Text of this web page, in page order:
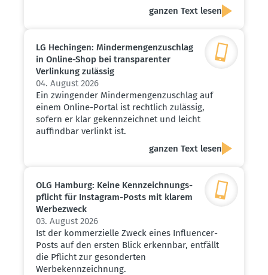
ganzen Text lesen
LG Hechingen: Minder­men­gen­zu­schlag
in Online-Shop bei trans­pa­renter
Verlinkung zulässig
04. August 2026
Ein zwingender Mindermengenzuschlag auf
einem Online-Portal ist rechtlich zulässig,
sofern er klar gekennzeichnet und leicht
auffindbar verlinkt ist.
ganzen Text lesen
OLG Hamburg: Keine Kennzeich­nungs­
pflicht für Instagram-Posts mit klarem
Werbe­zweck
03. August 2026
Ist der kommerzielle Zweck eines Influencer-
Posts auf den ersten Blick erkennbar, entfällt
die Pflicht zur gesonderten
Werbekennzeichnung.